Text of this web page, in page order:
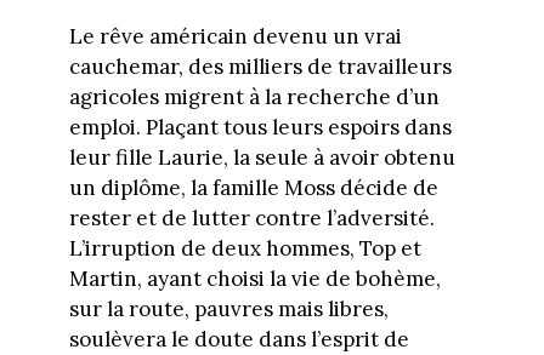
Le rêve américain devenu un vrai
cauchemar, des milliers de travailleurs
agricoles migrent à la recherche d’un
emploi. Plaçant tous leurs espoirs dans
leur fille Laurie, la seule à avoir obtenu
un diplôme, la famille Moss décide de
rester et de lutter contre l’adversité.
L’irruption de deux hommes, Top et
Martin, ayant choisi la vie de bohème,
sur la route, pauvres mais libres,
soulèvera le doute dans l’esprit de